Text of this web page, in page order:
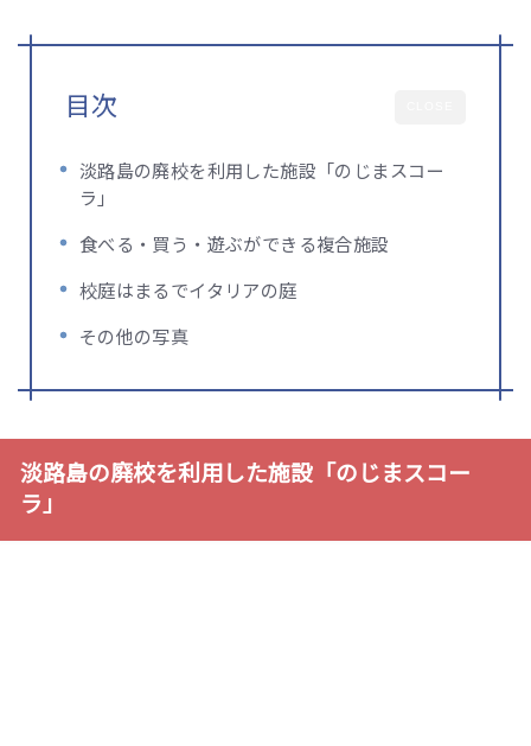
目次
淡路島の廃校を利用した施設「のじまスコー
ラ」
食べる・買う・遊ぶができる複合施設
校庭はまるでイタリアの庭
その他の写真
淡路島の廃校を利用した施設「のじまスコー
ラ」